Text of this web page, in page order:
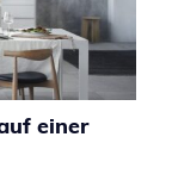
einer